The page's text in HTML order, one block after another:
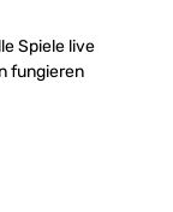
Spiele live
fungieren